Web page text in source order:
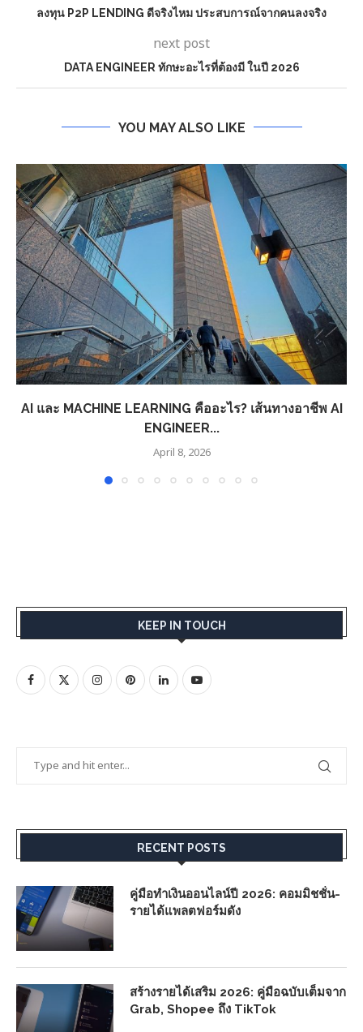
ลงทุน P2P LENDING ดีจริงไหม ประสบการณ์จากคนลงจริง
next post
DATA ENGINEER ทักษะอะไรที่ต้องมี ในปี 2026
YOU MAY ALSO LIKE
AI และ MACHINE LEARNING คืออะไร? เส้นทางอาชีพ AI
ENGINEER...
April 8, 2026
KEEP IN TOUCH
RECENT POSTS
คู่มือทำเงินออนไลน์ปี 2026: คอมมิชชั่น-
รายได้แพลตฟอร์มดัง
สร้างรายได้เสริม 2026: คู่มือฉบับเต็มจาก
Grab, Shopee ถึง TikTok